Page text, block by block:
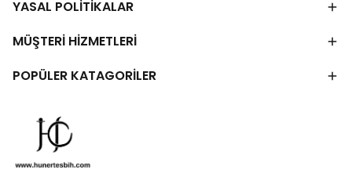
YASAL POLİTİKALAR
MÜŞTERİ HİZMETLERİ
POPÜLER KATAGORİLER